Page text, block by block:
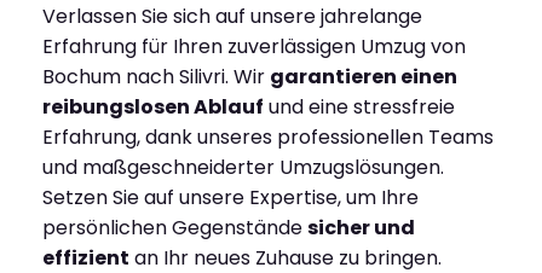
Verlassen Sie sich auf unsere jahrelange
Erfahrung für Ihren zuverlässigen Umzug von
Bochum nach Silivri. Wir garantieren einen
reibungslosen Ablauf und eine stressfreie
Erfahrung, dank unseres professionellen Teams
und maßgeschneiderter Umzugslösungen.
Setzen Sie auf unsere Expertise, um Ihre
persönlichen Gegenständesicher und
effizient an Ihr neues Zuhause zu bringen.